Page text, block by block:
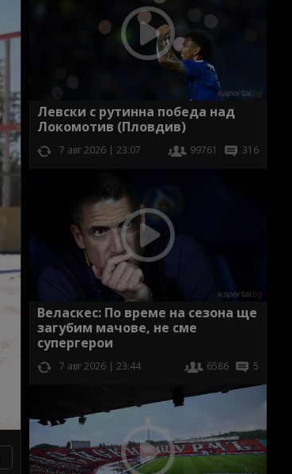
Левски с рутинна победа над
Локомотив (Пловдив)
7 авг 2026 | 23:07 99761 316
Веласкес: По време на сезона ще
загубим мачове, не сме
супергерои
7 авг 2026 | 23:44 6586 5